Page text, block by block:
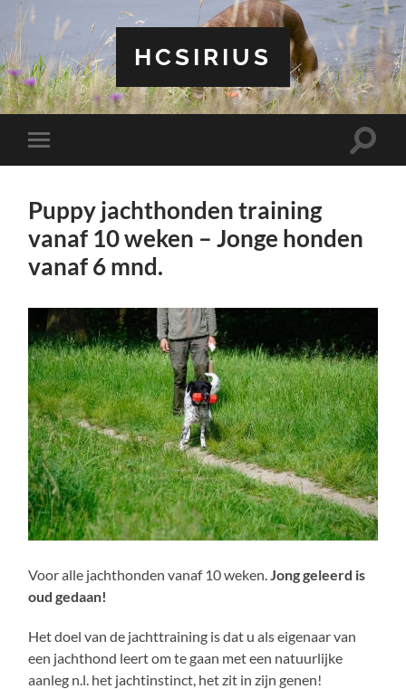
HCSIRIUS
Toggle
mobiel
Toggle
Puppy jachthonden training
vanaf 10 weken – Jonge honden
vanaf 6 mnd.
Voor alle jachthonden vanaf 10 weken. Jong geleerd is
oud gedaan!
Het doel van de jachttraining is dat u als eigenaar van
een jachthond leert om te gaan met een natuurlijke
aanleg n.l. het jachtinstinct, het zit in zijn genen!